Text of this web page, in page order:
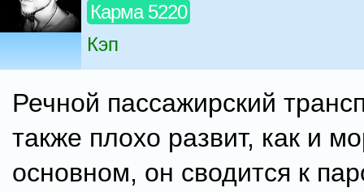
Карма 5220
Кэп
Речной пассажирский
также плохо развит, как и
основном, он сводится к